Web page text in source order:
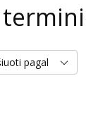
pagal